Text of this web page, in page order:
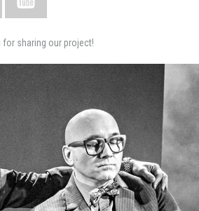
for sharing our project!